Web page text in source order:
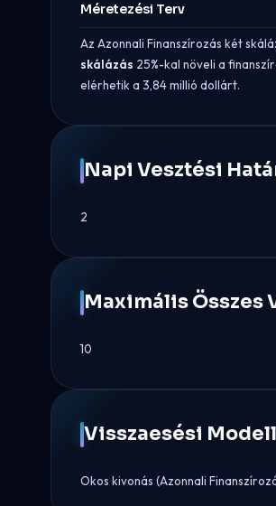
Méretezési Terv
Az Azonnali Finanszírozás két
skálázás 25%-kal növeli a
elérhetik a 3,84 millió dollárt.
Napi Vesztési
2
Maximális Összes
10
Visszaesési Modell
Okos kivonás (Azonnali